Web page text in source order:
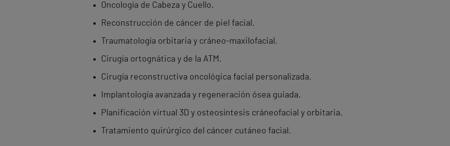
Oncología de Cabeza y Cuello.
Reconstrucción de cáncer de piel facial.
Traumatología orbitaria y cráneo-maxilofacial.
Cirugía ortognática y de la ATM.
Cirugía reconstructiva oncológica facial personalizada.
Implantología avanzada y regeneración ósea guiada.
Planificación virtual 3D y osteosíntesis cráneofacial y orbitaria.
Tratamiento quirúrgico del cáncer cutáneo facial.